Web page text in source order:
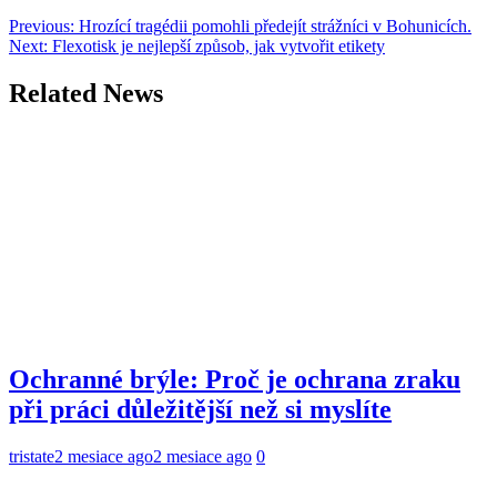
Navigácia
v
článku
Previous: Hrozící tragédii pomohli předejít strážníci v Bohunicích.
Next: Flexotisk je nejlepší způsob, jak vytvořit etikety
Related News
Ochranné brýle: Proč je ochrana zraku
při práci důležitější než si myslíte
tristate2 mesiace ago2 mesiace ago 0